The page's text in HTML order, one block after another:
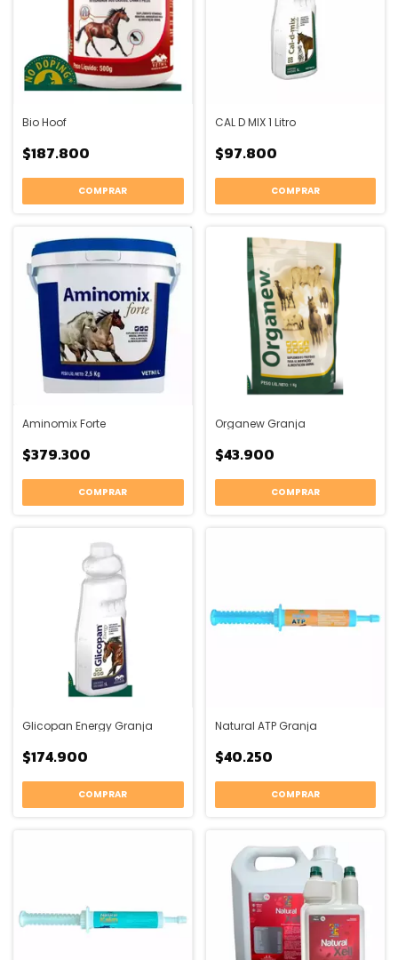
Bio Hoof
$187.800
CAL D MIX 1 Litro
$97.800
Aminomix Forte
$379.300
COMPRAR
Organew Granja
$43.900
COMPRAR
Glicopan Energy Granja
$174.900
Natural ATP Granja
$40.250